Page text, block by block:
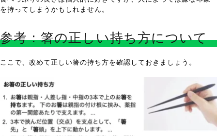
を持ってしまうかもしれません。
参考：箸の正しい持ち方について
ここで、改めて正しい箸の持ち方を確認しておきましょう。